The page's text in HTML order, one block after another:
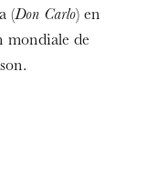
de
(Don Carlo) en
mondiale de